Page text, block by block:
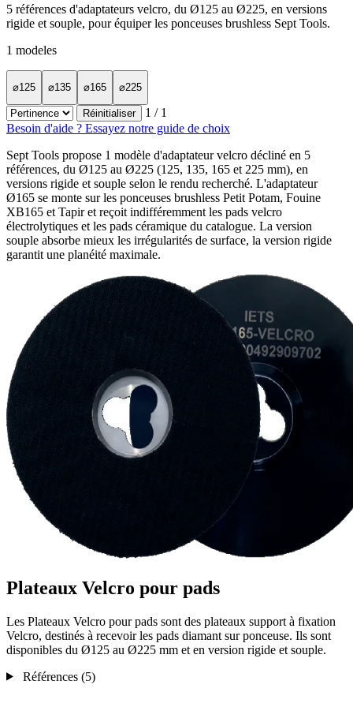
5 références d'adaptateurs velcro, du Ø125 au Ø225, en versions
rigide et souple, pour équiper les ponceuses brushless Sept Tools.
1 modeles
⌀125 ⌀135 ⌀165 ⌀225
Réinitialiser 1 / 1
Besoin d'aide ? Essayez notre guide de choix
Sept Tools propose 1 modèle d'adaptateur velcro décliné en 5
références, du Ø125 au Ø225 (125, 135, 165 et 225 mm), en
versions rigide et souple selon le rendu recherché. L'adaptateur
Ø165 se monte sur les ponceuses brushless Petit Potam, Fouine
XB165 et Tapir et reçoit indifféremment les pads velcro
électrolytiques et les pads céramique du catalogue. La version
souple absorbe mieux les irrégularités de surface, la version rigide
garantit une planéité maximale.
Plateaux Velcro pour pads
Les Plateaux Velcro pour pads sont des plateaux support à fixation
Velcro, destinés à recevoir les pads diamant sur ponceuse. Ils sont
disponibles du Ø125 au Ø225 mm et en version rigide et souple.
Références (5)